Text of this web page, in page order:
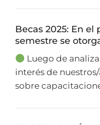
Becas 2025: En el
semestre se
Luego de
interés de
sobre